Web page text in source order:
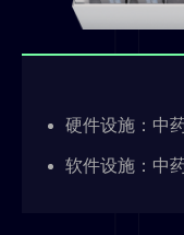
硬件设施：中
软件设施：中